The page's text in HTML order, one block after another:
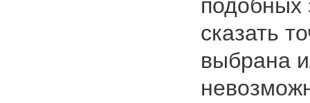
подобных
сказать
выбрана